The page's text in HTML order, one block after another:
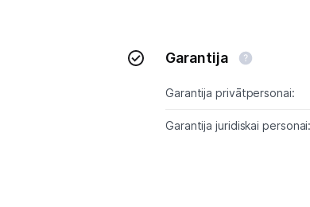
Garantija
Garantija privātpersonai:
Garantija juridiskai personai: